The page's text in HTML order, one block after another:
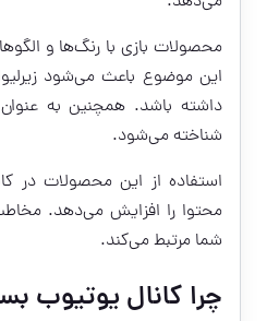
محصولات بازی با رنگ‌ها و
این موضوع باعث می‌شود
داشته باشد. همچنین به
شناخته می‌شود.
استفاده از این محصولات در
محتوا را افزایش می‌دهد.
شما مرتبط می‌کند.
چرا کانال یوتیوب